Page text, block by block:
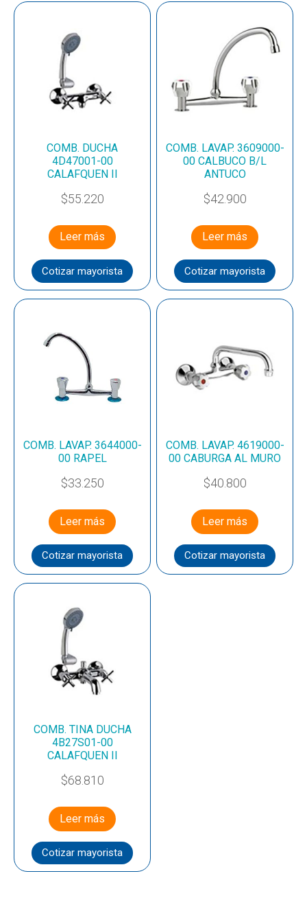
COMB. DUCHA
4D47001-00
CALAFQUEN II
$55.220
Leer más
Cotizar mayorista
COMB. LAVAP. 3609000-
00 CALBUCO B/L
ANTUCO
$42.900
Leer más
Cotizar mayorista
COMB. LAVAP. 3644000-
00 RAPEL
$33.250
Leer más
Cotizar mayorista
COMB. LAVAP. 4619000-
00 CABURGA AL MURO
$40.800
Leer más
Cotizar mayorista
COMB. TINA DUCHA
4B27S01-00
CALAFQUEN II
$68.810
Leer más
Cotizar mayorista